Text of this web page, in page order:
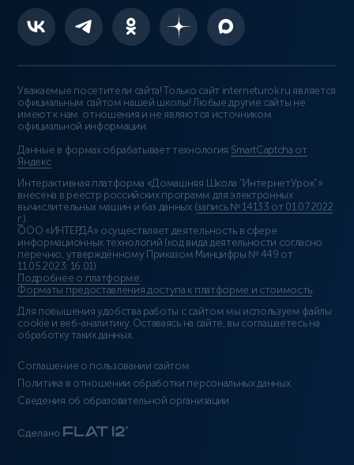
Уважаемые посетители сайта! Только сайт interneturok.ru является
официальным сайтом нашей школы! Любые другие сайты не
имеют к нам отношения и не являются источником
официальной информации.
Данные в формах обрабатывает технология SmartCaptcha от
Яндекс
Интерактивная платформа «Домашняя Школа “ИнтернетУрок”»
внесена в реестр российских программ для электронных
вычислительных машин и баз данных (запись № 14133 от 01.07.2022
г.).
ООО «ИНТЕРДА» осуществляет деятельность в сфере
информационных технологий (код вида деятельности согласно
перечню, утверждённому Приказом Минцифры № 449 от
11.05.2023: 16.01)
Подробнее о платформе.
Форматы предоставления доступа к платформе и стоимость.
Для повышения удобства работы с сайтом мы используем файлы
cookie и веб-аналитику. Оставаясь на сайте, вы соглашаетесь на
обработку таких данных.
Соглашение о пользовании сайтом
Политика в отношении обработки персональных данных
Сведения об образовательной организации